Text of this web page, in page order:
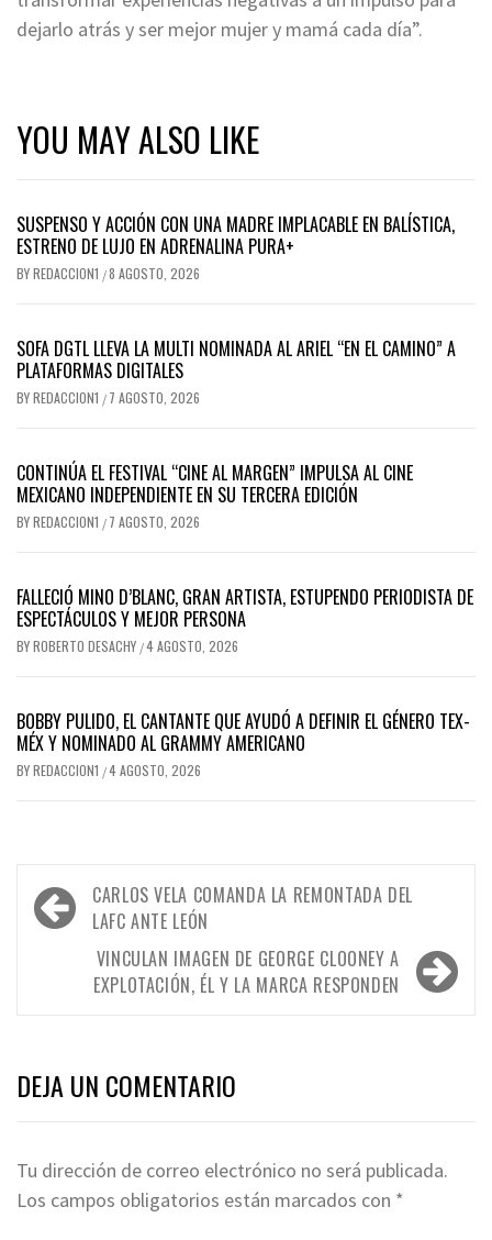
dejarlo atrás y ser mejor mujer y mamá cada día”.
YOU MAY ALSO LIKE
SUSPENSO Y ACCIÓN CON UNA MADRE IMPLACABLE EN BALÍSTICA,
ESTRENO DE LUJO EN ADRENALINA PURA+
BYREDACCION1 /8 AGOSTO, 2026
SOFA DGTL LLEVA LA MULTI NOMINADA AL ARIEL “EN EL CAMINO” A
PLATAFORMAS DIGITALES
BYREDACCION1 / 7 AGOSTO, 2026
CONTINÚA EL FESTIVAL “CINE AL MARGEN” IMPULSA AL CINE
MEXICANO INDEPENDIENTE EN SU TERCERA EDICIÓN
BYREDACCION1 / 7 AGOSTO, 2026
FALLECIÓ MINO D’BLANC, GRAN ARTISTA, ESTUPENDO PERIODISTA DE
ESPECTÁCULOS Y MEJOR PERSONA
BYROBERTO DESACHY /4 AGOSTO, 2026
BOBBY PULIDO, EL CANTANTE QUE AYUDÓ A DEFINIR EL GÉNERO TEX-
MÉX Y NOMINADO AL GRAMMY AMERICANO
BYREDACCION1 /4 AGOSTO, 2026
Navegación
de
entradas
CARLOS VELA COMANDA LA REMONTADA DEL
LAFC ANTE LEÓN
VINCULAN IMAGEN DE GEORGE CLOONEY A
EXPLOTACIÓN, ÉL Y LA MARCA RESPONDEN
DEJA UN COMENTARIO
Tu dirección de correo electrónico no será publicada.
Los campos obligatorios están marcados con *